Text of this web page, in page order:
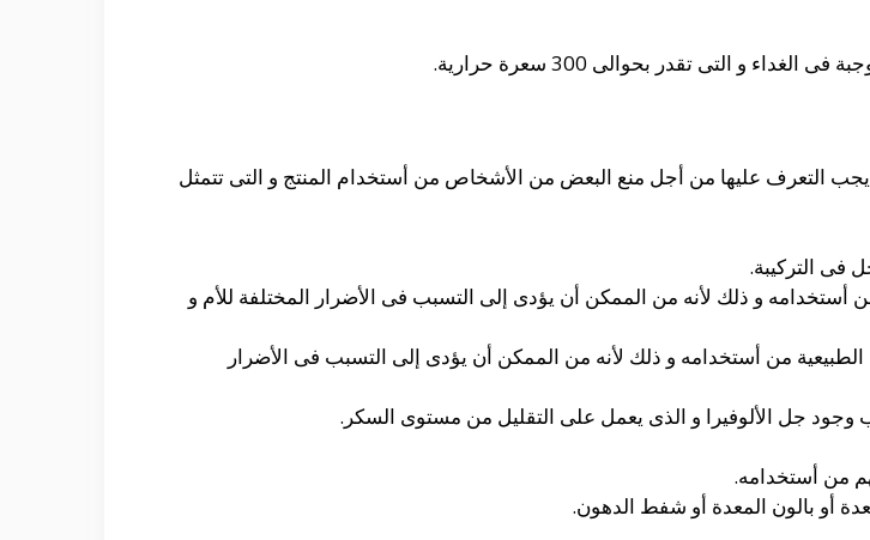
و التى تقدر بحوالى 300 سعرة حرارية.
التعرف عليها من أجل منع البعض من الأشخاص من أستخدام المنتج و التى تتمثل
فى التركيبة.
أستخدامه و ذلك لأنه من الممكن أن يؤدى إلى التسبب فى الأضرار المختلفة للأم و
الطبيعية من أستخدامه و ذلك لأنه من الممكن أن يؤدى إلى التسبب فى الأضرار
جل الألوفيرا و الذى يعمل على التقليل من مستوى السكر.
من أستخدامه.
أو بالون المعدة أو شفط الدهون.